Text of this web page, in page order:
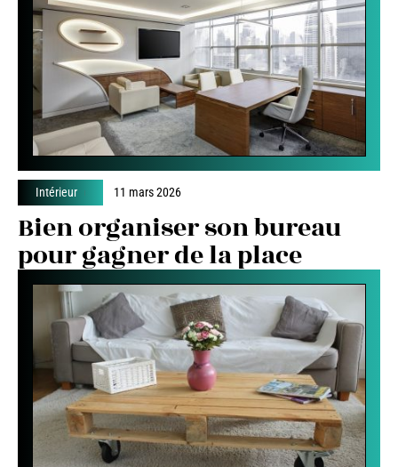
Intérieur 11 mars 2026
Bien organiser son bureau
pour gagner de la place